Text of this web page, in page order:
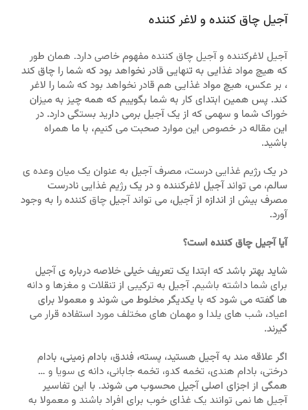
آجیل چاق کننده و لاغر کننده
آجیل لاغرکننده و آجیل چاق کننده مفهوم خاصی دارد. همان طور
که هیچ مواد غذایی به تنهایی قادر نخواهد بود که شما را چاق کند
، بر عکس، هیچ مواد غذایی هم قادر نخواهد بود که شما را لاغر
کند. پس همین ابتدای کار به شما بگوییم که همه چیز به میزان
خوراک شما و سهمی که از یک آجیل برمی دارید بستگی دارد. در
این مقاله در خصوص این موارد صحبت می کنیم، با ما همراه
باشید.
در یک رژیم غذایی درست، مصرف آجیل به عنوان یک میان وعده ی
سالم، می تواند آجیل لاغرکننده و در یک رژیم غذایی نادرست
مصرف بیش از اندازه از آجیل، می تواند آجیل چاق کننده را به وجود
آورد.
آیا آجیل چاق کننده است؟
شاید بهتر باشد که ابتدا یک تعریف خیلی خلاصه درباره ی آجیل
برای شما داشته باشیم. آجیل به ترکیبی از تنقلات و مغزها و دانه
ها گفته می شود که با یکدیگر مخلوط می شوند و معمولا برای
اعیاد، شب های یلدا و مهمان های مختلف مورد استفاده قرار می
گیرند.
اگر علاقه مند به آجیل هستید، پسته، فندق، بادام زمینی، بادام
درختی، بادام هندی، تخمه کدو، تخمه جابانی، دانه ی سویا و …
همگی از اجزای اصلی آجیل محسوب می شوند. با این تفاسیر
آجیل ها نمی توانند یک غذای خوب برای افراد باشند و معمولا به